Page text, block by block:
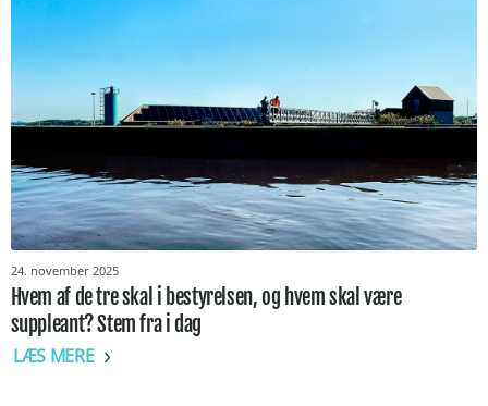
24. november 2025
Hvem af de tre skal i bestyrelsen, og hvem skal være
suppleant? Stem fra i dag
LÆS MERE